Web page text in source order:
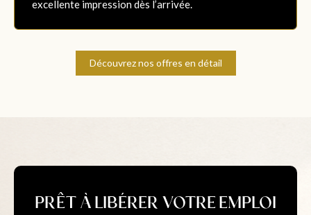
excellente impression dès l’arrivée.
Découvrez nos offres en détail
PRÊT À LIBÉRER VOTRE EMPLOI